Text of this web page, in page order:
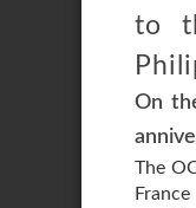
to
On
The